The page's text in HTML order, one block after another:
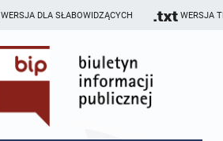
WERSJA DLA SŁABOWIDZĄCYCH WERSJA